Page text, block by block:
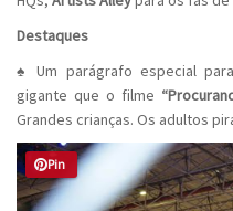
Destaques
♠ Um parágrafo especial
gigante que o filme
Grandes crianças. Os adultos
Pin